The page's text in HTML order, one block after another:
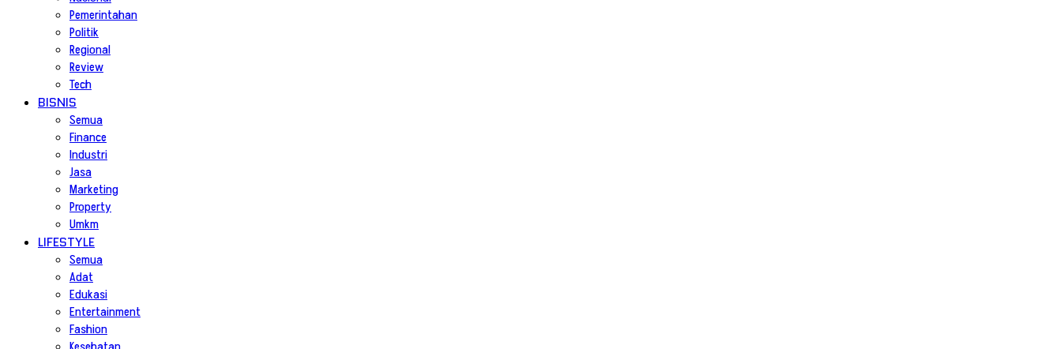
Pemerintahan
Politik
Regional
Review
Tech
BISNIS
Semua
Finance
Industri
Jasa
Marketing
Property
Umkm
LIFESTYLE
Semua
Adat
Edukasi
Entertainment
Fashion